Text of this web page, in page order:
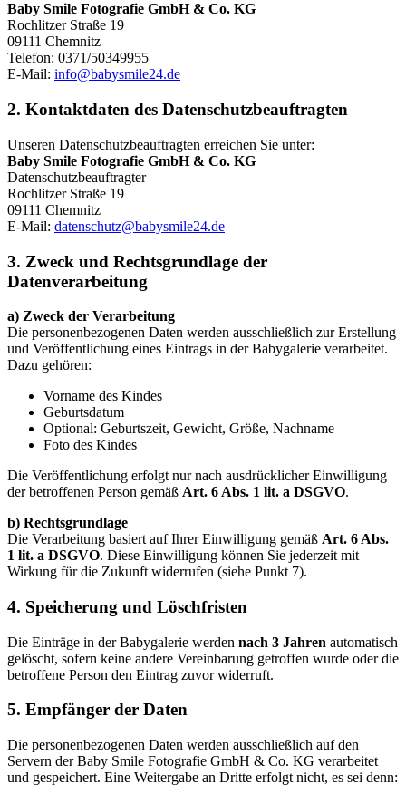
Baby Smile Fotografie GmbH & Co. KG
Rochlitzer Straße 19
09111 Chemnitz
Telefon: 0371/50349955
E-Mail: info@babysmile24.de
2. Kontaktdaten des Datenschutzbeauftragten
Unseren Datenschutzbeauftragten erreichen Sie unter:
Baby Smile Fotografie GmbH & Co. KG
Datenschutzbeauftragter
Rochlitzer Straße 19
09111 Chemnitz
E-Mail: datenschutz@babysmile24.de
3. Zweck und Rechtsgrundlage der
Datenverarbeitung
a) Zweck der Verarbeitung
Die personenbezogenen Daten werden ausschließlich zur Erstellung
und Veröffentlichung eines Eintrags in der Babygalerie verarbeitet.
Dazu gehören:
Vorname des Kindes
Geburtsdatum
Optional: Geburtszeit, Gewicht, Größe, Nachname
Foto des Kindes
Die Veröffentlichung erfolgt nur nach ausdrücklicher Einwilligung
der betroffenen Person gemäß Art. 6 Abs. 1 lit. a DSGVO.
b) Rechtsgrundlage
Die Verarbeitung basiert auf Ihrer Einwilligung gemäß Art. 6 Abs.
1 lit. a DSGVO. Diese Einwilligung können Sie jederzeit mit
Wirkung für die Zukunft widerrufen (siehe Punkt 7).
4. Speicherung und Löschfristen
Die Einträge in der Babygalerie werden nach 3 Jahren automatisch
gelöscht, sofern keine andere Vereinbarung getroffen wurde oder die
betroffene Person den Eintrag zuvor widerruft.
5. Empfänger der Daten
Die personenbezogenen Daten werden ausschließlich auf den
Servern der Baby Smile Fotografie GmbH & Co. KG verarbeitet
und gespeichert. Eine Weitergabe an Dritte erfolgt nicht, es sei denn: